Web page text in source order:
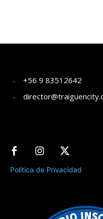
+56 9 83512642
Política de Privacidad